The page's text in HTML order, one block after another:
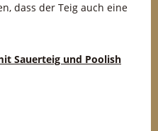
dass der Teig auch eine
Sauerteig und Poolish